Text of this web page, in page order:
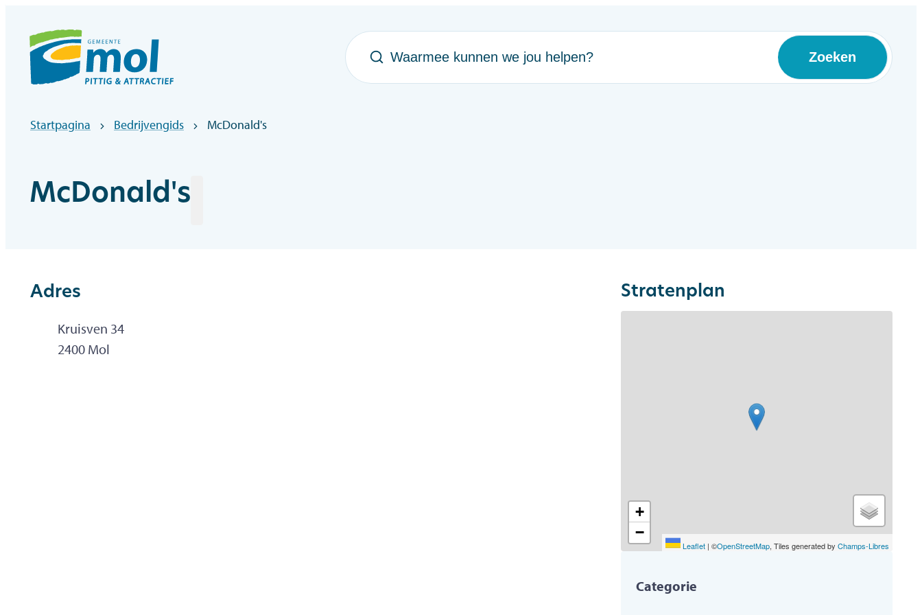
Officiële website gemeentebestuur Mol
Waarmee kunnen we jou helpen?
Zoeken
Startpagina Bedrijvengids McDonald's
McDonald's
Adres
AdresKruisven 34
,2400 Mol
Stratenplan
+
−
Leaflet | ©OpenStreetMap, Tiles generated by Champs-Libres
Categorie